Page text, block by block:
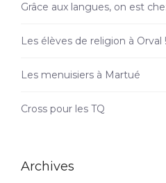
Grâce aux langues, on est
Les élèves de religion à Orval !
Les menuisiers à Martué
Cross pour les TQ
Archives